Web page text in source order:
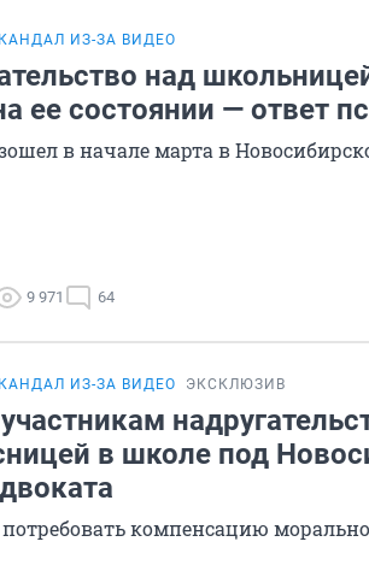
ИЗ-ЗА ВИДЕО
над
ее состоянии — ответ
в начале марта в
9 971 64
ИЗ-ЗА ВИДЕО ЭКСКЛЮЗИВ
в школе под
компенсацию